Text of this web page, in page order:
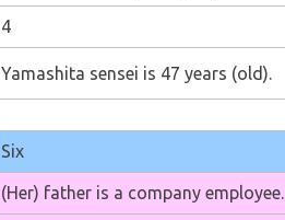
4
Yamashita sensei is 47 years (old).
Six
(Her) father is a company employee.